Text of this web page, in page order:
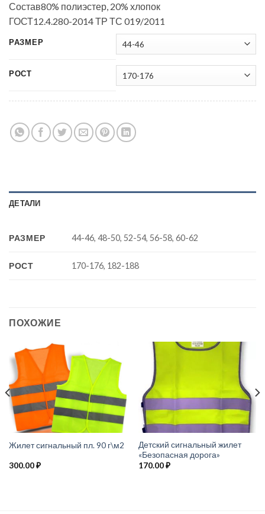
Состав80% полиэстер, 20% хлопок
ГОСТ12.4.280-2014 ТР ТС 019/2011
РАЗМЕР
РОСТ
ДЕТАЛИ
РАЗМЕР 44-46, 48-50, 52-54, 56-58, 60-62
РОСТ 170-176, 182-188
ПОХОЖИЕ
Жилет сигнальный пл. 90 г\м2
300.00₽
Детский сигнальный жилет
«Безопасная дорога»
170.00₽